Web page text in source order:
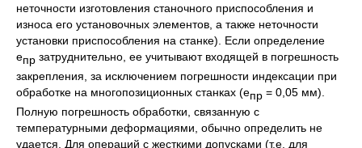
неточности изготовления станочного приспособления и
износа его установочных элементов, а также неточности
установки приспособления на станке). Если определение
eпр затруднительно, ее учитывают входящей в погрешность
закрепления, за исключением погрешности индексации при
обработке на многопозиционных станках (eпр = 0,05 мм).
Полную погрешность обработки, связанную с
температурными деформациями, обычно определить не
удается. Для операций с жесткими допусками (т.е. для